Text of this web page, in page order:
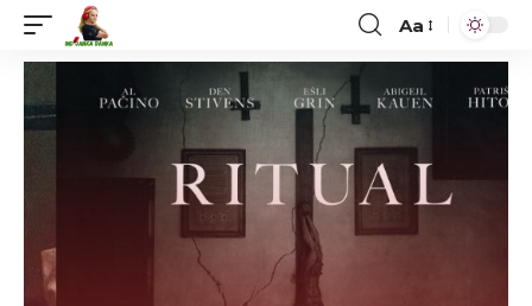
Font
Resizer
Aa